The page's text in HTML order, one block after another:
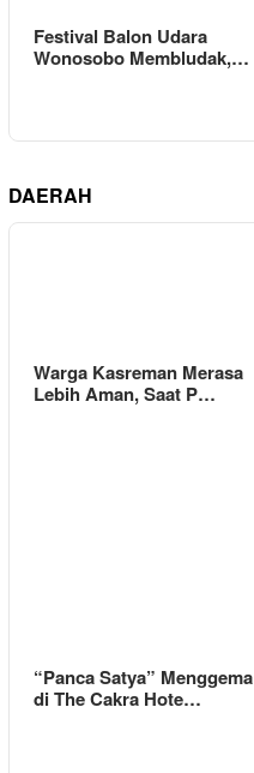
Festival Balon Udara
Wonosobo Membludak,…
DAERAH
Warga Kasreman Merasa
Lebih Aman, Saat P…
“Panca Satya” Menggema
di The Cakra Hote…